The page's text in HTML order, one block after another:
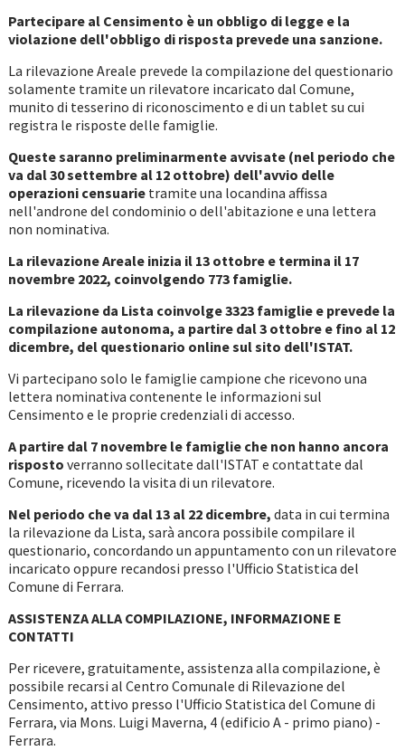
Partecipare al Censimento è un obbligo di legge e la
violazione dell'obbligo di risposta prevede una sanzione.
La rilevazione Areale prevede la compilazione del questionario
solamente tramite un rilevatore incaricato dal Comune,
munito di tesserino di riconoscimento e di un tablet su cui
registra le risposte delle famiglie.
Queste saranno preliminarmente avvisate (nel periodo che
va dal 30 settembre al 12 ottobre) dell'avvio delle
operazioni censuarie tramite una locandina affissa
nell'androne del condominio o dell'abitazione e una lettera
non nominativa.
La rilevazione Areale inizia il 13 ottobre e termina il 17
novembre 2022, coinvolgendo 773 famiglie.
La rilevazione da Lista coinvolge 3323 famiglie e prevede la
compilazione autonoma, a partire dal 3 ottobre e fino al 12
dicembre, del questionario online sul sito dell'ISTAT.
Vi partecipano solo le famiglie campione che ricevono una
lettera nominativa contenente le informazioni sul
Censimento e le proprie credenziali di accesso.
A partire dal 7 novembre le famiglie che non hanno ancora
risposto verranno sollecitate dall'ISTAT e contattate dal
Comune, ricevendo la visita di un rilevatore.
Nel periodo che va dal 13 al 22 dicembre, data in cui termina
la rilevazione da Lista, sarà ancora possibile compilare il
questionario, concordando un appuntamento con un rilevatore
incaricato oppure recandosi presso l'Ufficio Statistica del
Comune di Ferrara.
ASSISTENZA ALLA COMPILAZIONE, INFORMAZIONE E
CONTATTI
Per ricevere, gratuitamente, assistenza alla compilazione, è
possibile recarsi al Centro Comunale di Rilevazione del
Censimento, attivo presso l'Ufficio Statistica del Comune di
Ferrara, via Mons. Luigi Maverna, 4 (edificio A - primo piano) -
Ferrara.